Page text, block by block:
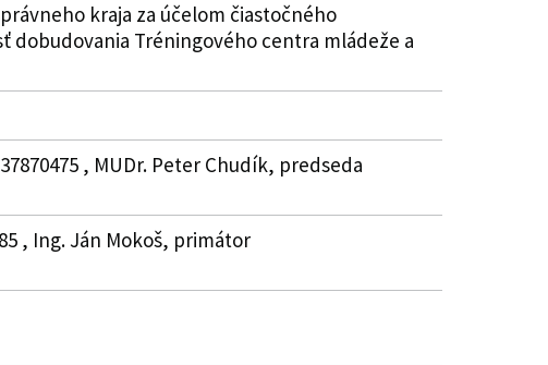
kraja za účelom čiastočného
Tréningového centra mládeže a
, MUDr. Peter Chudík, predseda
, Ing. Ján Mokoš, primátor